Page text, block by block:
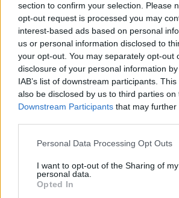
section to confirm your selection. Please
opt-out request is processed you may
interest-based ads based on personal
us or personal information disclosed to
your opt-out. You may separately opt-out
disclosure of your personal information
IAB’s list of downstream participants.
also be disclosed by us to third parties on
Downstream Participants that may
Please note that this website/app uses
not limited to your visit or usage
grant or deny consent to Google and its
use your data for below specified
Personal Data Processing Opt Outs
I want to opt-out of the Sharing of my
personal data.
Opted In
Egy muay thaiozó hústorony a
harcosa
| 2019.12.09 13:28
A bemutató után a Street Fighter
Twitter, akik szerint a karakter egy